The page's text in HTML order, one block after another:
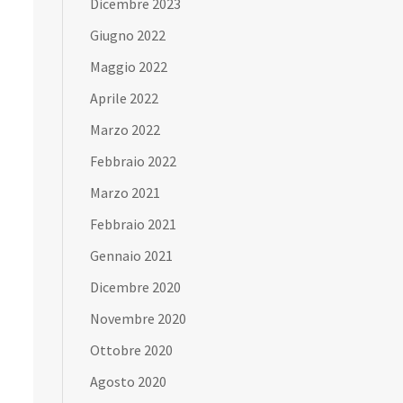
Dicembre 2023
Giugno 2022
Maggio 2022
Aprile 2022
Marzo 2022
Febbraio 2022
Marzo 2021
Febbraio 2021
Gennaio 2021
Dicembre 2020
Novembre 2020
Ottobre 2020
Agosto 2020